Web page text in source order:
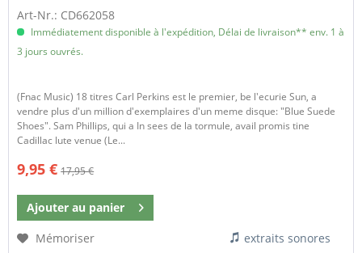
Art-Nr.: CD662058
Immédiatement disponible à l'expédition, Délai de livraison** env. 1 à
3 jours ouvrés.
(Fnac Music) 18 titres Carl Perkins est le premier, be l'ecurie Sun, a
vendre plus d'un million d'exemplaires d'un meme disque: "Blue Suede
Shoes". Sam Phillips, qui a In sees de la tormule, avail promis tine
Cadillac lute venue (Le...
9,95 € 17,95 €
Ajouter au panier
Mémoriser
extraits sonores